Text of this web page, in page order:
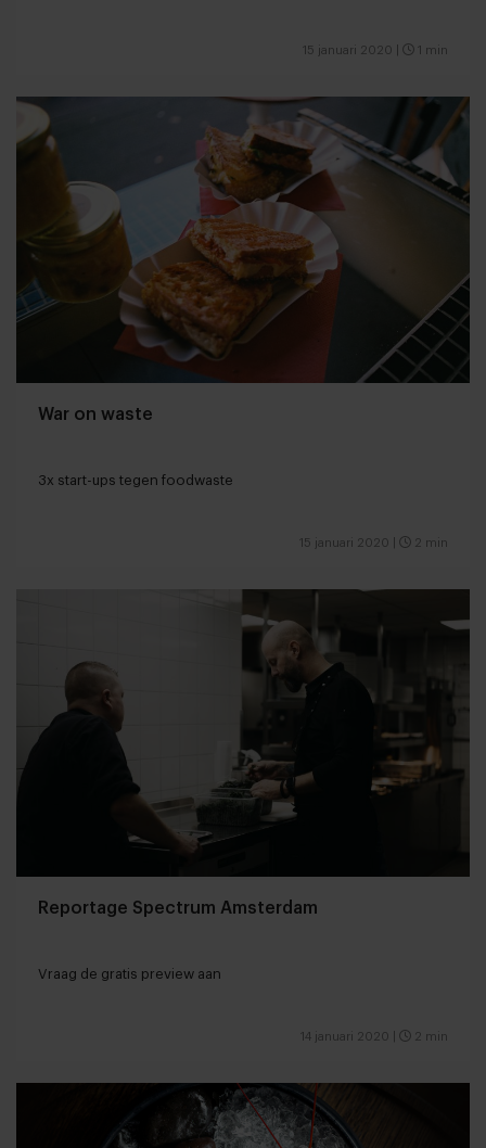
15 januari 2020 1 min
War on waste
3x start-ups tegen foodwaste
15 januari 2020 2 min
Reportage Spectrum Amsterdam
Vraag de gratis preview aan
14 januari 2020 2 min